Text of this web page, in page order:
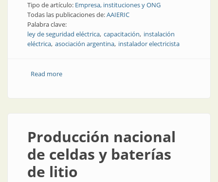
Tipo de artículo: Empresa, instituciones y ONG
Todas las publicaciones de:AAIERIC
Palabra clave:
ley de seguridad eléctrica capacitación instalación
eléctrica asociación argentina instalador electricista
Read moreabout Cómo y por qué jugar a favor del instalador
Producción nacional
de celdas y baterías
de litio